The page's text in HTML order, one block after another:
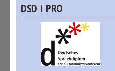
DSD I PRO